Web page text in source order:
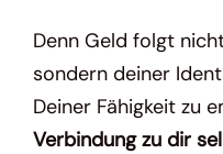
Denn Geld folgt
sondern deiner
Deiner Fähigkeit zu
Verbindung zu dir